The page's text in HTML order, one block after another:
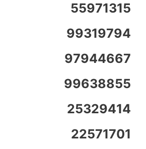
55971315
99319794
97944667
99638855
25329414
22571701